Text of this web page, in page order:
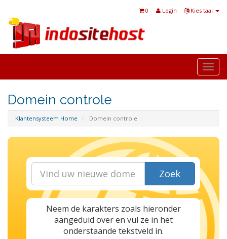
Kies taal
Login
0
Domein controle
Klantensysteem Home Domein controle
Zoek
Neem de karakters zoals hieronder
aangeduid over en vul ze in het
onderstaande tekstveld in.